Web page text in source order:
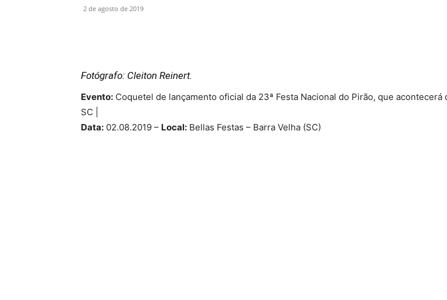
2 de agosto de 2019
Fotógrafo: Cleiton Reinert.
Evento: Coquetel de lançamento oficial da 23ª Festa Nacional do Pirão, que
SC |
Data: 02.08.2019 – Local: Bellas Festas – Barra Velha (SC)